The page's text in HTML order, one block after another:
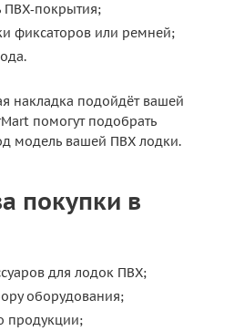
ПВХ‑покрытия;
фиксаторов или ремней;
накладка подойдёт вашей
помогут подобрать
модель вашей ПВХ лодки.
покупки в
для лодок ПВХ;
оборудования;
продукции;